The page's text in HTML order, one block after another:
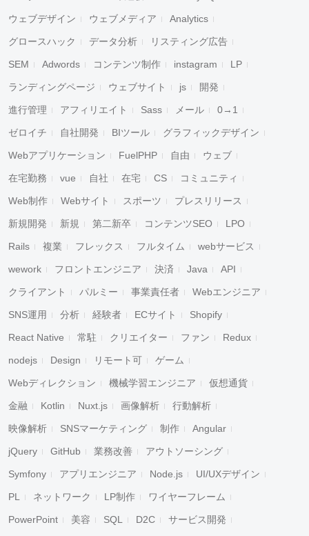
ウェブデザイン ウェブメディア Analytics
グロースハック データ分析 リスティング広告
SEM Adwords コンテンツ制作 instagram LP
ランディングページ ウェブサイト js 開発
進行管理 アフィリエイト Sass メール 0→1
ゼロイチ 自社開発 BIツール グラフィックデザイン
Webアプリケーション FuelPHP 自由 ウェブ
在宅勤務 vue 自社 在宅 CS コミュニティ
Web制作 Webサイト スポーツ プレスリリース
新規開発 新規 第二新卒 コンテンツSEO LPO
Rails 複業 フレックス フルタイム webサービス
wework フロントエンジニア 決済 Java API
クライアント パルミー 事業責任者 Webエンジニア
SNS運用 分析 経験者 ECサイト Shopify
React Native 常駐 クリエイター ファン Redux
nodejs Design リモート可 ゲーム
Webディレクション 機械学習エンジニア 仮想通貨
金融 Kotlin Nuxt.js 画像解析 行動解析
映像解析 SNSマーケティング 制作 Angular
jQuery GitHub 業務改善 アウトソーシング
Symfony アプリエンジニア Node.js UI/UXデザイン
PL ネットワーク LP制作 ワイヤーフレーム
PowerPoint 美容 SQL D2C サービス開発